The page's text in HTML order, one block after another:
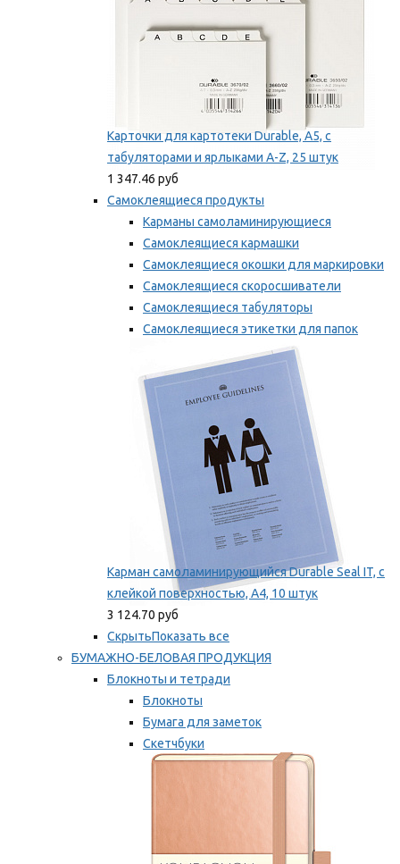
Карточки для картотеки Durable, A5, с
табуляторами и ярлыками A-Z, 25 штук
1 347.46 руб
Самоклеящиеся продукты
Карманы самоламинирующиеся
Самоклеящиеся кармашки
Самоклеящиеся окошки для маркировки
Самоклеящиеся скоросшиватели
Самоклеящиеся табуляторы
Самоклеящиеся этикетки для папок
Таблички для маркировки
Мы рекомендуем
Карман самоламинирующийся Durable Seal IT, с
клейкой поверхностью, A4, 10 штук
3 124.70 руб
СкрытьПоказать все
БУМАЖНО-БЕЛОВАЯ ПРОДУКЦИЯ
Блокноты и тетради
Блокноты
Бумага для заметок
Скетчбуки
Тетради